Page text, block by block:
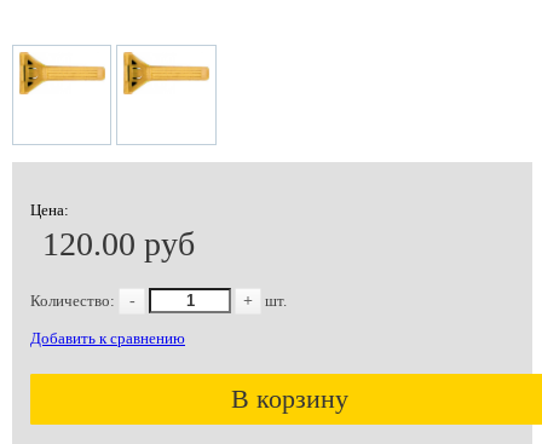
Цена:
120.00 руб
Количество: - + шт.
Добавить к сравнению
В корзину